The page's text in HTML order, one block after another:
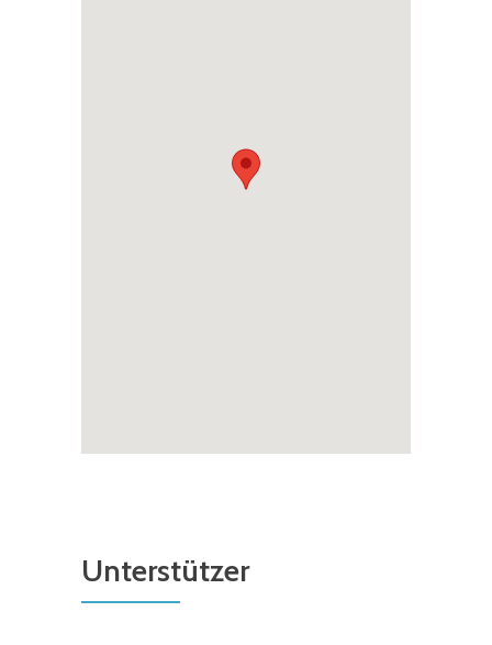
Unterstützer